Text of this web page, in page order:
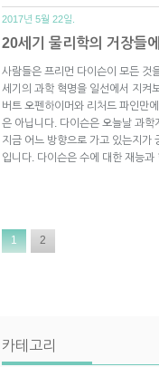
2017년 5월 22일.
20세기 물리학의 거장들
사람들은 프리먼 다이슨이 모든 것
세기의 과학 혁명을 일선에서 지켜
버트 오펜하이머와 리처드 파인만
은 아닙니다. 다이슨은 오늘날 과
지금 어느 방향으로 가고 있는지가
입니다. 다이슨은 수에 대한 재능
1 2
카테고리